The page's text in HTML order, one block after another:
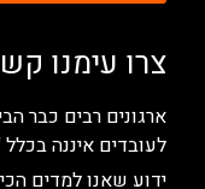
צרו עימנו
ארגונים רבים כבר
לעובדים איננה בכלל
ידוע שאנו למדים